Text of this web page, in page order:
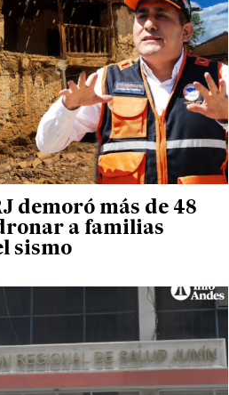
demoró más de 48
a familias
sismo